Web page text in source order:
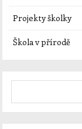
Projekty školky
Škola v přírodě